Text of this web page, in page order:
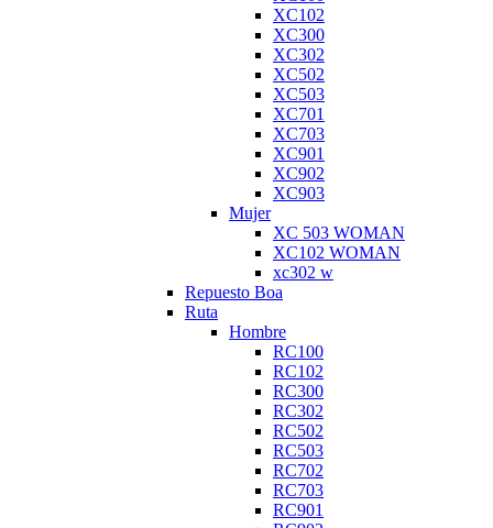
XC102
XC300
XC302
XC502
XC503
XC701
XC703
XC901
XC902
XC903
Mujer
XC 503 WOMAN
XC102 WOMAN
xc302 w
Repuesto Boa
Ruta
Hombre
RC100
RC102
RC300
RC302
RC502
RC503
RC702
RC703
RC901